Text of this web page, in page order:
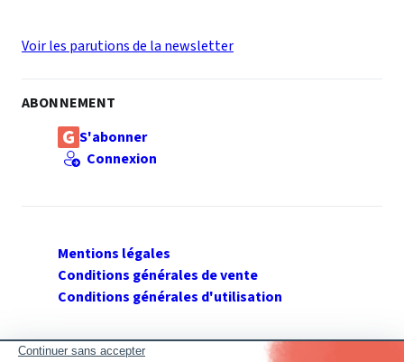
Voir les parutions de la newsletter
ABONNEMENT
S'abonner
Connexion
Mentions légales
Conditions générales de vente
Conditions générales d'utilisation